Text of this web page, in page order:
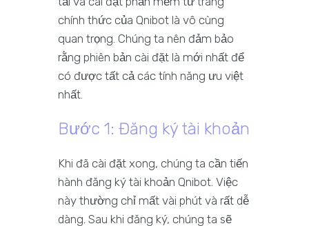
chính thức của Qnibot là vô cùng
quan trọng. Chúng ta nên đảm bảo
rằng phiên bản cài đặt là mới nhất để
có được tất cả các tính năng ưu việt
nhất.
Bước 1: Đăng ký tài khoản
Khi đã cài đặt xong, chúng ta cần tiến
hành đăng ký tài khoản Qnibot. Việc
này thường chỉ mất vài phút và rất dễ
dàng. Sau khi đăng ký, chúng ta sẽ